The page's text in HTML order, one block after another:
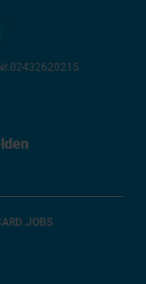
02432620215
.JOBS